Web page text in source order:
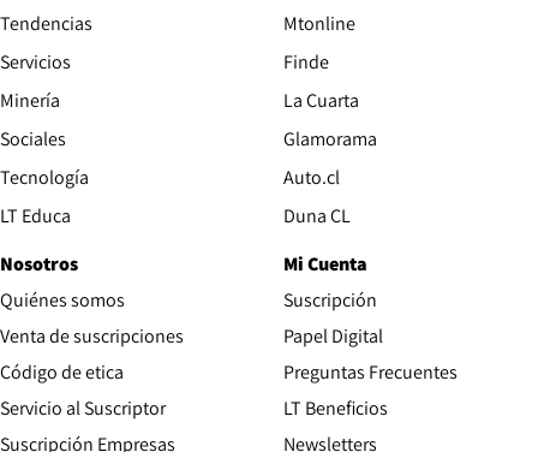
Tendencias
Servicios
Minería
Sociales
Tecnología
LT Educa
Mtonline
Finde
La Cuarta
Glamorama
Auto.cl
Duna CL
Nosotros
Quiénes somos
Venta de suscripciones
Código de etica Opens in new window
Servicio al Suscriptor
Suscripción Empresas
Mi Cuenta
Suscripción
Papel Digital
Preguntas Frecuentes
LT Beneficios
Newsletters